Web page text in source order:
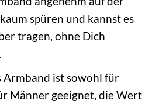
spüren und kannst es
tragen, ohne Dich
Armband ist sowohl für
Männer geeignet, die Wert